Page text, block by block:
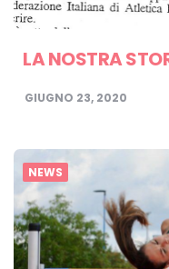
LA NOSTRA
GIUGNO 23, 2020
NEWS